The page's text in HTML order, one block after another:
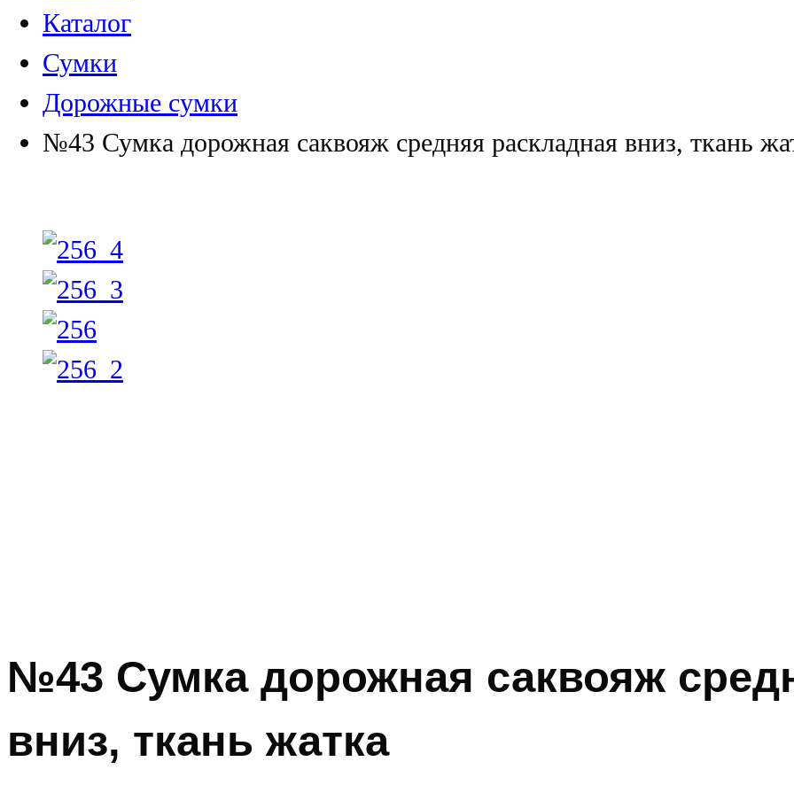
Каталог
Сумки
Дорожные сумки
№43 Сумка дорожная саквояж средняя раскладная вниз, ткань
№43 Сумка дорожная саквояж
вниз, ткань жатка